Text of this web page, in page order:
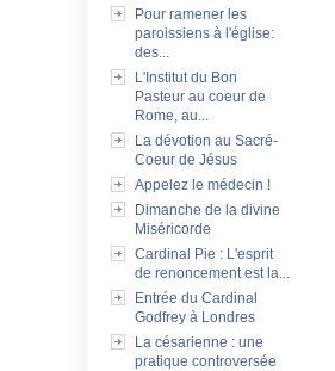
Pour ramener les
paroissiens à l'église:
des...
L'Institut du Bon
Pasteur au coeur de
Rome, au...
La dévotion au Sacré-
Coeur de Jésus
Appelez le médecin !
Dimanche de la divine
Miséricorde
Cardinal Pie : L'esprit
de renoncement est la...
Entrée du Cardinal
Godfrey à Londres
La césarienne : une
pratique controversée